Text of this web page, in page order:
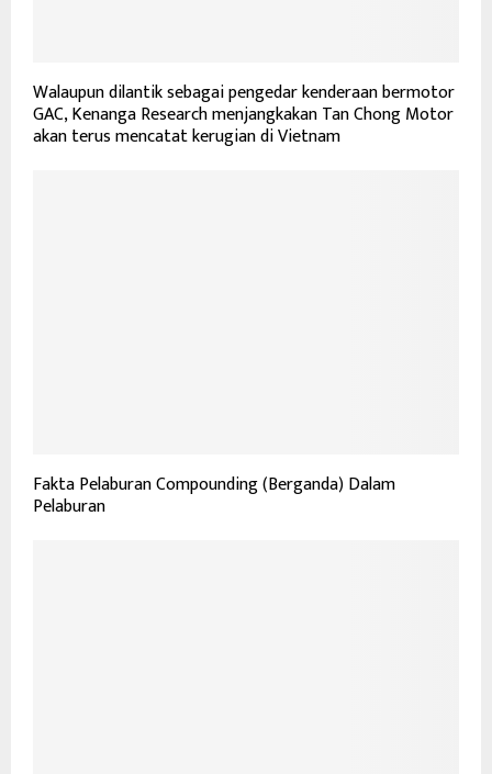
Walaupun dilantik sebagai pengedar kenderaan bermotor
GAC, Kenanga Research menjangkakan Tan Chong Motor
akan terus mencatat kerugian di Vietnam
Fakta Pelaburan Compounding (Berganda) Dalam
Pelaburan